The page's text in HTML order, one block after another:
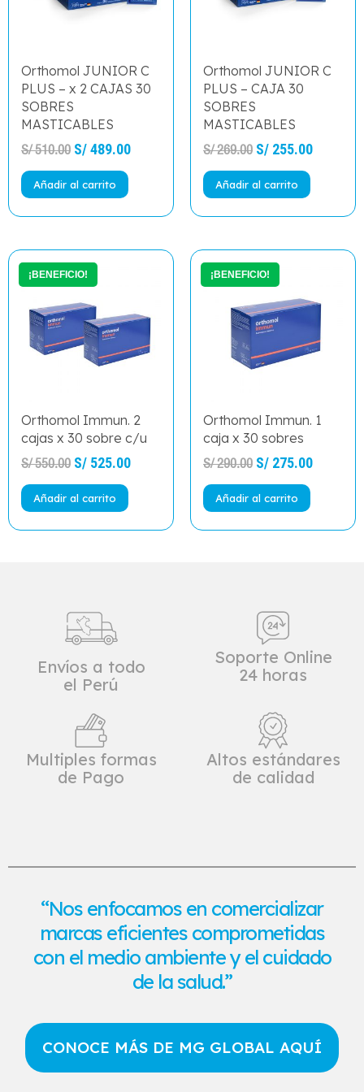
Orthomol JUNIOR C
PLUS – x 2 CAJAS 30
SOBRES
MASTICABLES
S/510.00 S/489.00
Añadir al carrito
Orthomol JUNIOR C
PLUS – CAJA 30
SOBRES
MASTICABLES
S/269.00 S/ 255.00
Añadir al carrito
Orthomol Immun. 2
cajas x 30 sobre c/u
S/550.00
El
precio
era:
S/ 550.00.
S/ 525.00
es:
S/ 525.00.
Añadir al carrito
Orthomol Immun. 1
caja x 30 sobres
S/290.00
El
precio
original
era:
S/ 290.00.
S/ 275.00
es:
S/
Añadir al carrito
Envíos a todo
el Perú
Soporte Online
24 horas
Multiples formas
de Pago
Altos estándares
de calidad
“Nos enfocamos en comercializar
marcas eficientes comprometidas
con el medio ambiente y el cuidado
de la salud.”
CONOCE MÁS DE MG GLOBAL AQUÍ